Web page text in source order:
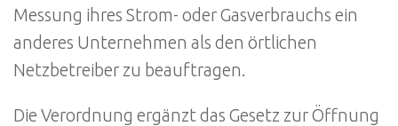
Messung ihres Strom- oder Gasverbrauchs ein
anderes Unternehmen als den örtlichen
Netzbetreiber zu beauftragen.
Die Verordnung ergänzt das Gesetz zur Öffnung